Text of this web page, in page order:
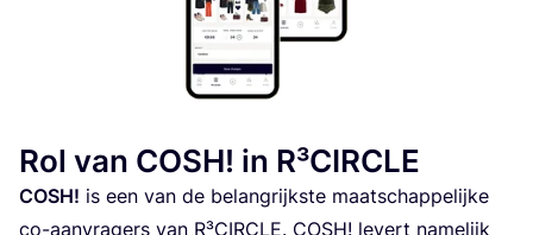
Rol van COSH! in R³CIRCLE
COSH! is een van de belang­rijk­ste maat­schap­pe­lij­ke
co-aan­vra­gers van R³CIR­CLE. COSH! levert name­lijk